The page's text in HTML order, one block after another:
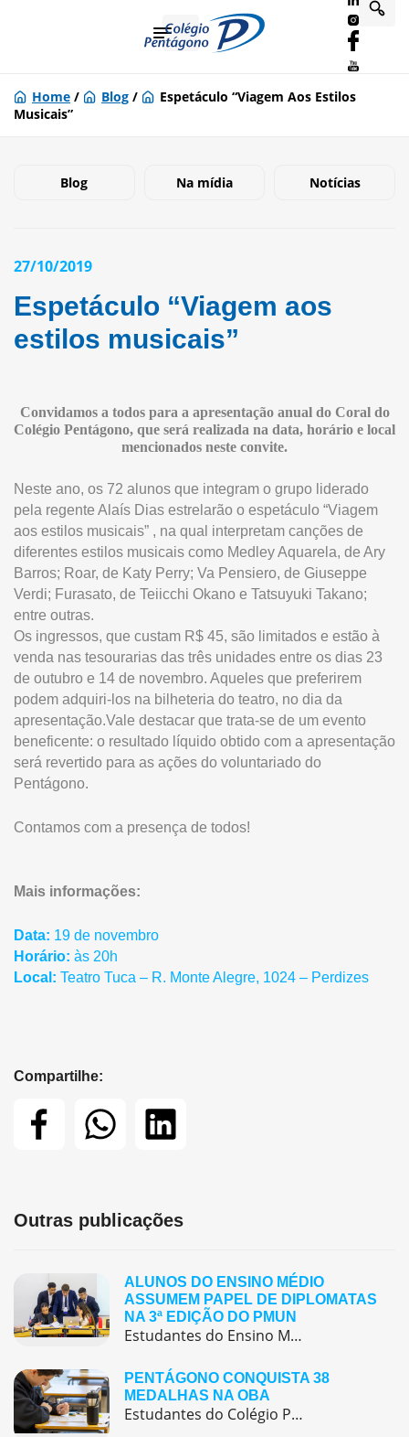
Home / Blog /
Espetáculo “Viagem Aos Estilos
Musicais”
Blog Na mídia Notícias
27/10/2019
Espetáculo “Viagem aos
estilos musicais”
Convidamos a todos para a apresentação anual do Coral do
Colégio Pentágono, que será realizada na data, horário e local
mencionados neste convite.
Neste ano, os 72 alunos que integram o grupo liderado
pela regente Alaís Dias estrelarão o espetáculo “Viagem
aos estilos musicais” , na qual interpretam canções de
diferentes estilos musicais como Medley Aquarela, de Ary
Barros; Roar, de Katy Perry; Va Pensiero, de Giuseppe
Verdi; Furasato, de Teiicchi Okano e Tatsuyuki Takano;
entre outras.
Os ingressos, que custam R$ 45, são limitados e estão à
venda nas tesourarias das três unidades entre os dias 23
de outubro e 14 de novembro. Aqueles que preferirem
podem adquiri-los na bilheteria do teatro, no dia da
apresentação.Vale destacar que trata-se de um evento
beneficente: o resultado líquido obtido com a apresentação
será revertido para as ações do voluntariado do
Pentágono.
Contamos com a presença de todos!
Mais informações:
Data: 19 de novembro
Horário: às 20h
Local: Teatro Tuca – R. Monte Alegre, 1024 – Perdizes
Compartilhe:
Outras publicações
ALUNOS DO ENSINO MÉDIO
ASSUMEM PAPEL DE DIPLOMATAS
NA 3ª EDIÇÃO DO PMUN
Estudantes do Ensino Médio do Colégio Pentágono protagonizaram uma simulação da ONU, defendendo posições de países em comitês temáticos e vivenciando, na prática, negociações diplomáticas multilíngues.
PENTÁGONO CONQUISTA 38
MEDALHAS NA OBA
Estudantes do Colégio Pentágono conquistam excelente resultado na Olimpíada Brasileira de Astronomia e Astronáutica (OBA) 2025, somando 38 medalhas.